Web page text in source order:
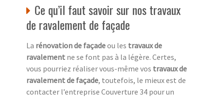
Ce qu’il faut savoir sur nos travaux
de ravalement de façade
La rénovation de façadeou les travaux de
ravalement ne se font pas à la légère. Certes,
vous pourriez réaliser vous-même vos travaux de
ravalement de façade, toutefois, le mieux est de
contacter l’entreprise Couverture 34 pour un